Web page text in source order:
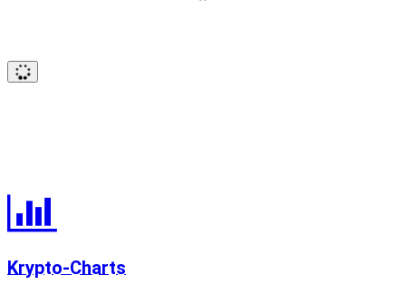
Krypto-Charts